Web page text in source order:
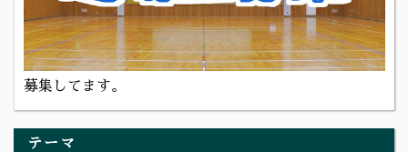
募集してます。
テーマ